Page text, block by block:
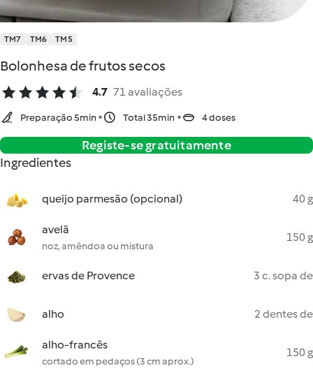
TM7 TM6 TM5
Bolonhesa de frutos secos
4.7 71 avaliações
Preparação 5min Total 35min 4 doses
Registe-se gratuitamente
Ingredientes
queijo parmesão (opcional) 40 g
avelã
noz, amêndoa ou mistura
150 g
ervas de Provence 3 c. sopa de
alho 2 dentes de
alho-francês
cortado em pedaços (3 cm aprox.)
150 g